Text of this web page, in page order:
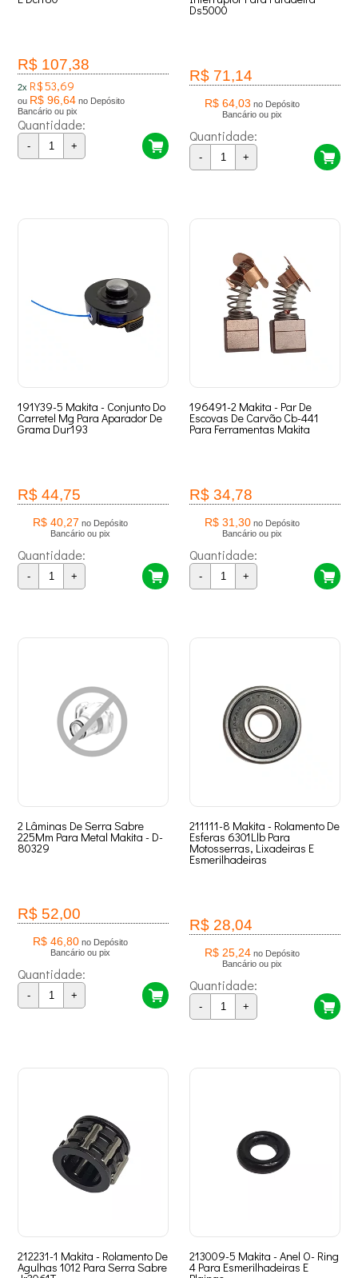
R$ 107,38
2x R$ 53,69
ou R$ 96,64 no Depósito
Bancário ou pix
Quantidade:
- +
Ds5000
R$ 71,14
R$ 64,03 no Depósito
Bancário ou pix
Quantidade:
- +
191Y39-5 Makita - Conjunto Do
Carretel Mg Para Aparador De
Grama Dur193
R$ 44,75
R$ 40,27 no Depósito
Bancário ou pix
Quantidade:
- +
196491-2 Makita - Par De
Escovas De Carvão Cb-441
Para Ferramentas Makita
R$ 34,78
R$ 31,30 no Depósito
Bancário ou pix
Quantidade:
- +
2 Lâminas De Serra Sabre
225Mm Para Metal Makita - D-
80329
R$ 52,00
R$ 46,80 no Depósito
Bancário ou pix
Quantidade:
- +
211111-8 Makita - Rolamento De
Esferas 6301Llb Para
Motosserras, Lixadeiras E
Esmerilhadeiras
R$ 28,04
R$ 25,24 no Depósito
Bancário ou pix
Quantidade:
- +
212231-1 Makita - Rolamento De
Agulhas 1012 Para Serra Sabre
213009-5 Makita - Anel O- Ring
4 Para Esmerilhadeiras E